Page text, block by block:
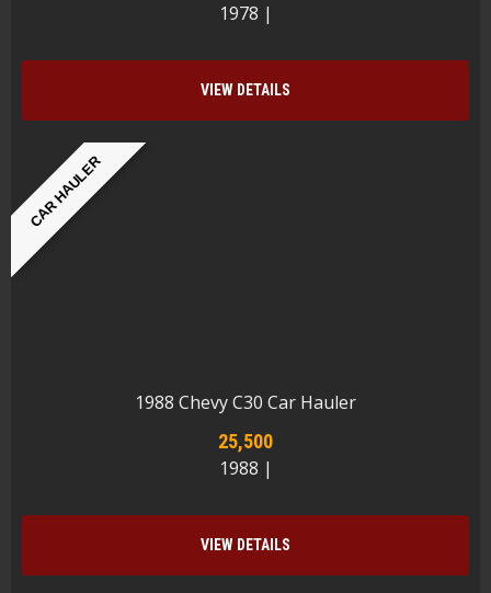
1978 |
VIEW DETAILS
CAR HAULER
1988 Chevy C30 Car Hauler
25,500
1988 |
VIEW DETAILS